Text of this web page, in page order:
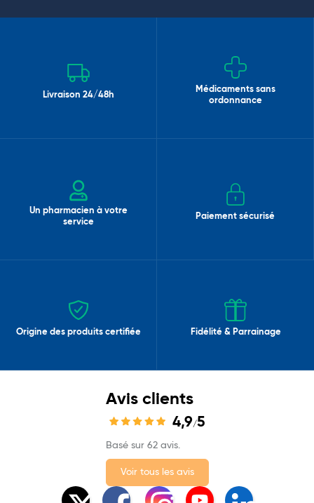
Livraison 24/48h
Médicaments sans
ordonnance
Un pharmacien à votre
service
Paiement sécurisé
Origine des produits certifiée Fidélité & Parrainage
Avis clients
4,9/5
Basé sur 62 avis.
Voir tous les avis